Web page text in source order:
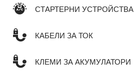
СТАРТЕРНИ УСТРОЙСТВА
КАБЕЛИ ЗА ТОК
КЛЕМИ ЗА АКУМУЛАТОРИ